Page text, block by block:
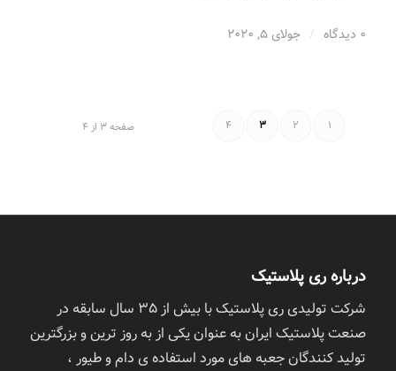
0 دیدگاه / جولای 5, 2020
صفحه 3 از 4 1
2
3
4
درباره ری پلاستیک
شرکت تولیدی ری پلاستیک با بیش از ٣۵ سال سابقه در
صنعت پلاستیک ایران به عنوان یکی از به روز ترین و بزرگترین
تولید کنندگان جعبه های مورد استفاده ی دام و طیور ،